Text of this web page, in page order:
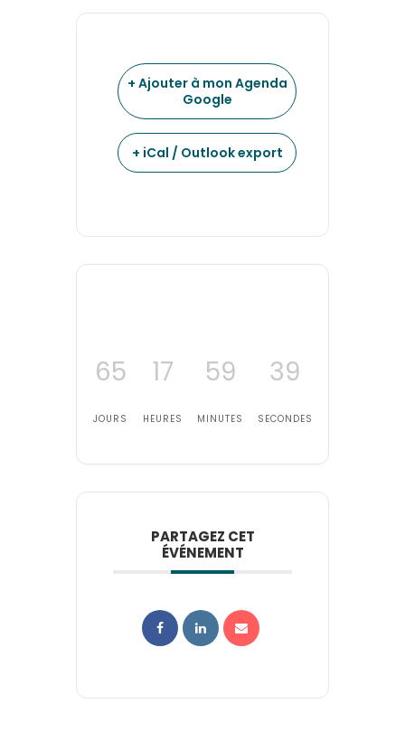
+ Ajouter à mon Agenda
Google
+ iCal / Outlook export
65
JOURS
17
HEURES
59
MINUTES
38
SECONDES
PARTAGEZ CET
ÉVÉNEMENT